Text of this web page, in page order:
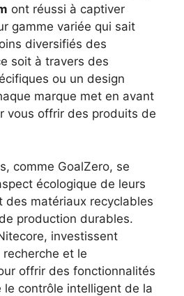
ont réussi à captiver
gamme variée qui sait
diversifiés des
soit à travers des
ou un design
marque met en avant
vous offrir des produits de
comme GoalZero, se
écologique de leurs
des matériaux recyclables
production durables.
investissent
et le
offrir des fonctionnalités
le contrôle intelligent de la